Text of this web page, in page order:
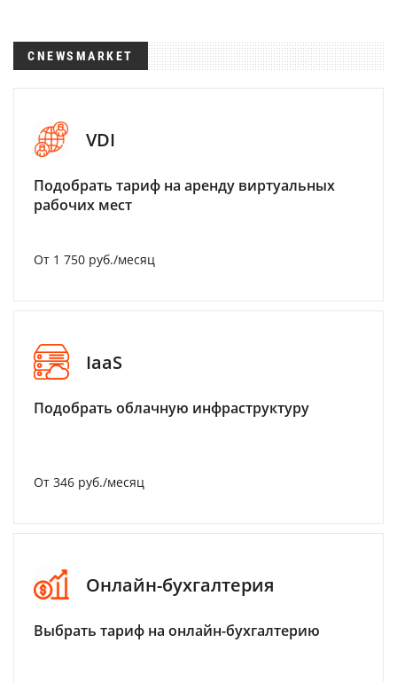
CNEWSMARKET
VDI
Подобрать тариф на аренду виртуальных
рабочих мест
От 1 750 руб./месяц
IaaS
Подобрать облачную инфраструктуру
От 346 руб./месяц
Онлайн-бухгалтерия
Выбрать тариф на онлайн-бухгалтерию